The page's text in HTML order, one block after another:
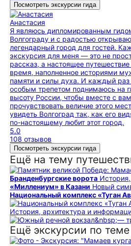
Посмотреть экскурсии гида
Анастасия
Я являюсь дипломированным
Волгограду и с радостью открываю
легендарный город для гостей.
экскурсия для меня — это не
рассказ, а настоящее путешествие
время, наполненное историями
памяти и силы духа. И каждый раз
особым трепетом поднимаюсь на
высоту России, чтобы вместе с
прочувствовать величие этого
увидеть Волгоград так, как его
по-настоящему любит этот город.
5.0
108 отзывов
Посмотреть экскурсии гида
Ещё на тему
Бранденбургские ворота
«Миллениум» в Казани Новый
Национальный комплекс «Туган
История, архитектура и
Ещё экскурсии по теме